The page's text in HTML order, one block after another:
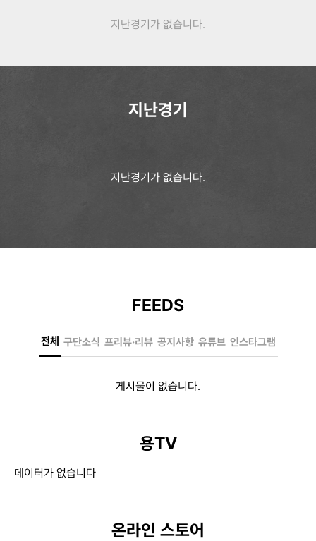
지난경기가 없습니다.
지난경기
지난경기가 없습니다.
FEEDS
전체 구단소식 프리뷰·리뷰 공지사항 유튜브 인스타그램
게시물이 없습니다.
용TV
데이터가 없습니다
온라인 스토어